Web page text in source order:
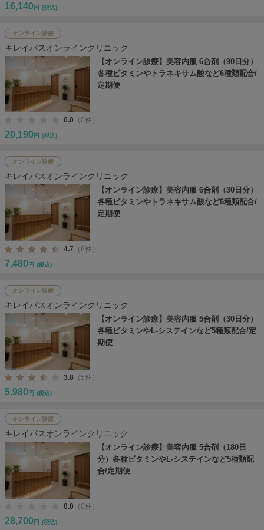
16,140 円 (税込)
オンライン診療
キレイパスオンラインクリニック
【オンライン診療】美容内服 6合剤（90日分）
各種ビタミンやトラネキサム酸など6種類配合/
定期便
0.0 （0件）
20,190 円 (税込)
オンライン診療
キレイパスオンラインクリニック
【オンライン診療】美容内服 6合剤（30日分）
各種ビタミンやトラネキサム酸など6種類配合/
定期便
4.7 （8件）
7,480 円 (税込)
オンライン診療
キレイパスオンラインクリニック
【オンライン診療】美容内服 5合剤（30日分）
各種ビタミンやL-システインなど5種類配合/定
期便
3.8 （5件）
5,980 円 (税込)
オンライン診療
キレイパスオンラインクリニック
【オンライン診療】美容内服 5合剤（180日
分）各種ビタミンやL-システインなど5種類配
合/定期便
0.0 （0件）
28,700 円 (税込)